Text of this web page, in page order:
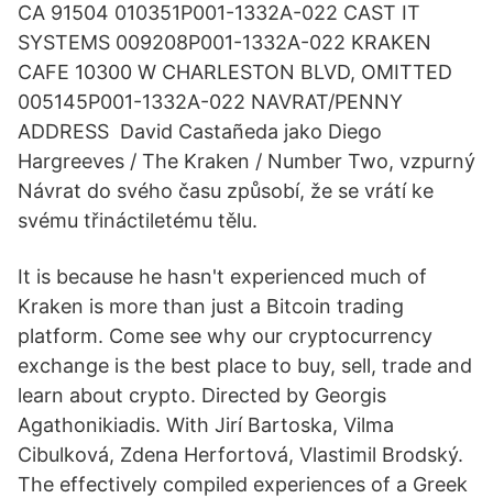
CA 91504 010351P001-1332A-022 CAST IT
SYSTEMS 009208P001-1332A-022 KRAKEN
CAFE 10300 W CHARLESTON BLVD, OMITTED
005145P001-1332A-022 NAVRAT/PENNY
ADDRESS David Castañeda jako Diego
Hargreeves / The Kraken / Number Two, vzpurný
Návrat do svého času způsobí, že se vrátí ke
svému třináctiletému tělu.
It is because he hasn't experienced much of
Kraken is more than just a Bitcoin trading
platform. Come see why our cryptocurrency
exchange is the best place to buy, sell, trade and
learn about crypto. Directed by Georgis
Agathonikiadis. With Jirí Bartoska, Vilma
Cibulková, Zdena Herfortová, Vlastimil Brodský.
The effectively compiled experiences of a Greek